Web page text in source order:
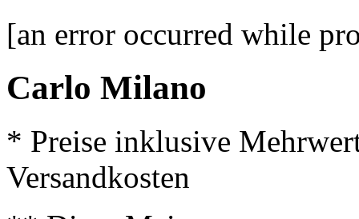
[an error occurred while
Carlo Milano
* Preise inklusive
Versandkosten